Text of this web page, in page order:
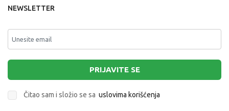
NEWSLETTER
PRIJAVITE SE
Čitao sam i složio se sa uslovima korišćenja